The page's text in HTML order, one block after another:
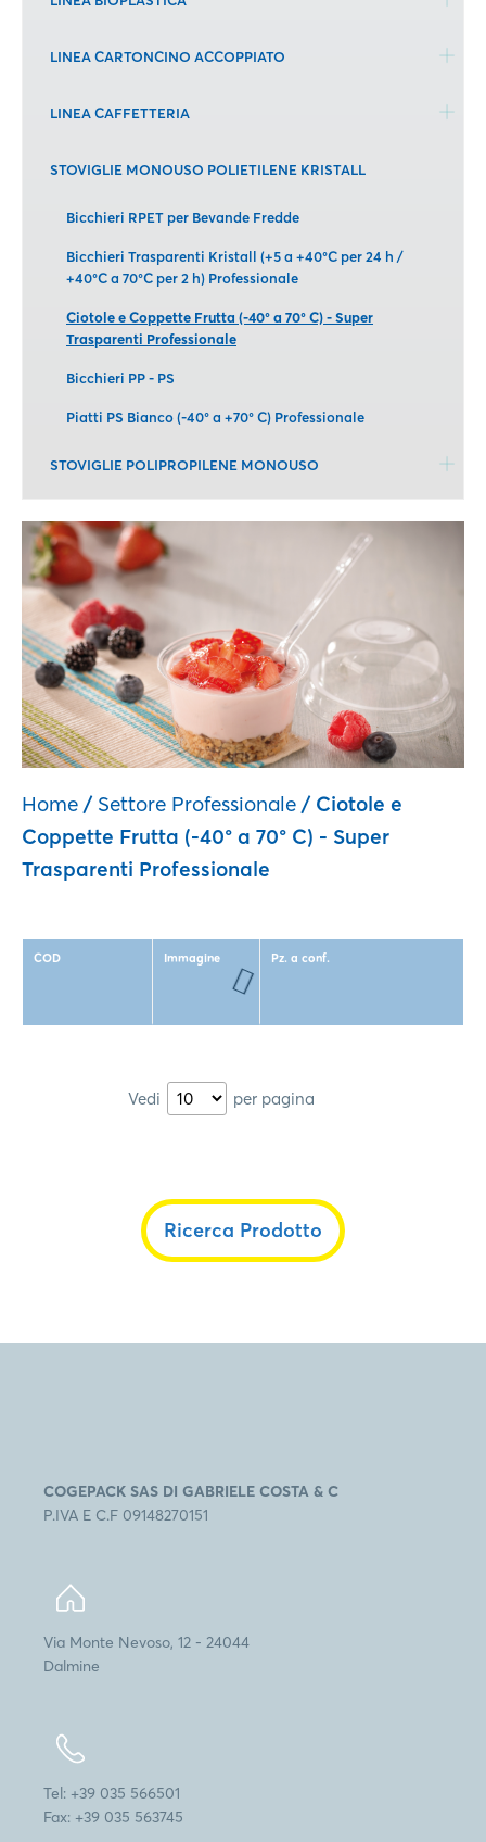
LINEA CARTONCINO ACCOPPIATO
LINEA CAFFETTERIA
STOVIGLIE MONOUSO POLIETILENE KRISTALL
Bicchieri RPET per Bevande Fredde
Bicchieri Trasparenti Kristall (+5 a +40°C per 24 h /
+40°C a 70°C per 2 h) Professionale
Ciotole e Coppette Frutta (-40° a 70° C) - Super
Trasparenti Professionale
Bicchieri PP - PS
Piatti PS Bianco (-40° a +70° C) Professionale
STOVIGLIE POLIPROPILENE MONOUSO
Home / Settore Professionale / Ciotole e
Coppette Frutta (-40° a 70° C) - Super
Trasparenti Professionale
COD Immagine Pz. a conf.
Vedi per pagina
Ricerca Prodotto
COGEPACK SAS DI GABRIELE COSTA & C
P.IVA E C.F 09148270151
Via Monte Nevoso, 12 - 24044
Dalmine
Tel: +39 035 566501
Fax: +39 035 563745